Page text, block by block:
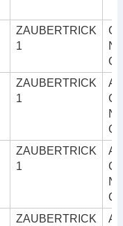
ZAUBERTRICK
1
ZAUBERTRICK
1
ZAUBERTRICK
1
ZAUBERTRICK